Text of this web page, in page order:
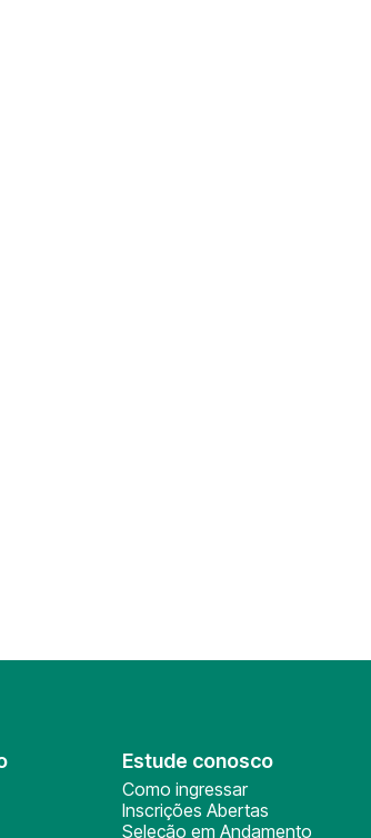
Estude conosco
Como ingressar
Inscrições Abertas
Seleção em Andamento